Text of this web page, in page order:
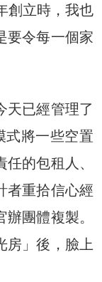
創立時，我也
要令每一個家
天已經管理了
式將一些空置
的包租人、
者重拾信心經
團體複製。
房」後，臉上